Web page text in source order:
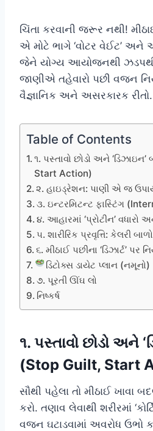
ચિંતા કરવાની જરૂર નથી!
એ મોટે ભાગે ‘વોટર વેઈટ’ અને
જેને યોગ્ય આયોજનથી ઝડપથી
જાણીએ તહેવારો પછી વજન
વૈજ્ઞાનિક અને અસરકારક રીતો.
Table of Contents
૧. પસ્તાવો છોડો અને
Start Action)
૨. હાઇડ્રેશન: પાણી એ જ
૩. ઇન્ટરમિટન્ટ ફાસ્ટિંગ
૪. આહારમાં ‘પ્રોટીન’ વધારો અને
૫. શારીરિક પ્રવૃત્તિ: કેલરી બાળો
૬. મીઠાઈ પછીના ‘ડિઝાર્ટ’ પર
ડિટોક્સ ડાયેટ પ્લાન (નમૂનો)
૭. પૂરતી ઊંઘ લો
નિષ્કર્ષ
૧. પસ્તાવો છોડો અને
(Stop Guilt, Start
સૌથી પહેલા તો મીઠાઈ ખાવા
કરો. તણાવ લેવાથી શરીરમાં
વજન ઘટાડવામાં અવરોધ ઉભો